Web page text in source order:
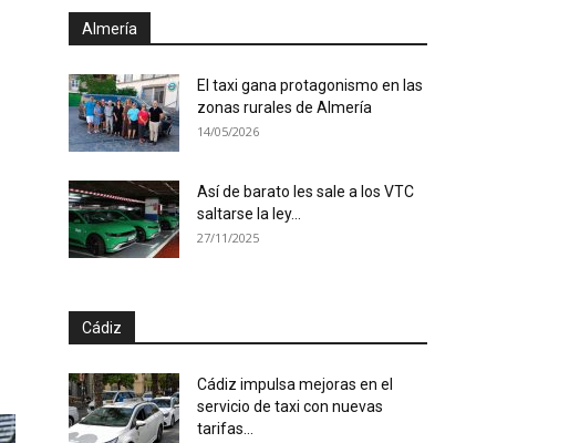
Almería
El taxi gana protagonismo en las
zonas rurales de Almería
14/05/2026
Así de barato les sale a los VTC
saltarse la ley...
27/11/2025
Cádiz
Cádiz impulsa mejoras en el
servicio de taxi con nuevas
tarifas...